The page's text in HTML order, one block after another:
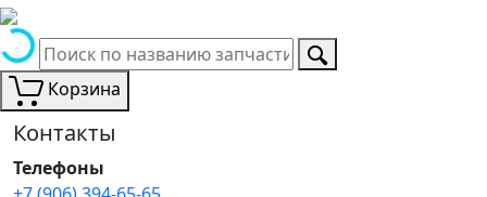
Корзина
Контакты
Телефоны